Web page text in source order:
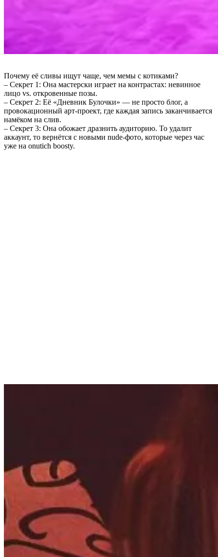
Почему её сливы ищут чаще, чем мемы с котиками?
– Секрет 1: Она мастерски играет на контрастах: невинное
лицо vs. откровенные позы.
– Секрет 2: Её «Дневник Булочки» — не просто блог, а
провокационный арт-проект, где каждая запись заканчивается
намёком на слив.
– Секрет 3: Она обожает дразнить аудиторию. То удалит
аккаунт, то вернётся с новыми nude-фото, которые через час
уже на onutich boosty.